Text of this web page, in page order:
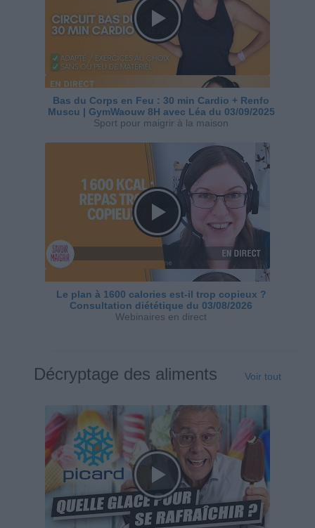
Bas du Corps en Feu : 30 min Cardio + Renfo
Muscu | GymWaouw 8H avec Léa du 03/09/2025
Sport pour maigrir à la maison
Le plan à 1600 calories est-il trop copieux ?
Consultation diététique du 03/08/2026
Webinaires en direct
Décryptage des aliments Voir tout